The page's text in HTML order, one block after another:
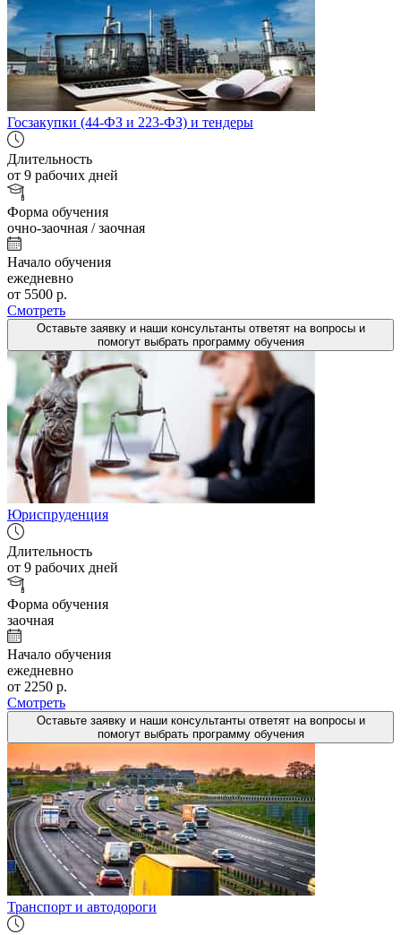
Госзакупки (44-ФЗ и 223-ФЗ) и тендеры
Длительность
от 9 рабочих дней
Форма обучения
очно-заочная / заочная
Начало обучения
ежедневно
от 5500 р.
Смотреть
Оставьте заявку и наши консультанты ответят на вопросы и
помогут выбрать программу обучения
Юриспруденция
Длительность
от 9 рабочих дней
Форма обучения
заочная
Начало обучения
ежедневно
от 2250 р.
Смотреть
Оставьте заявку и наши консультанты ответят на вопросы и
помогут выбрать программу обучения
Транспорт и автодороги